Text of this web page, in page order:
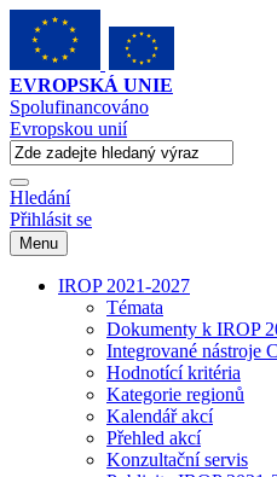
EVROPSKÁ UNIE
Spolufinancováno
Evropskou unií
Hledání
Přihlásit se
Menu
IROP 2021-2027
Témata
Dokumenty k IROP
Integrované nástroje
Hodnotící kritéria
Kategorie regionů
Kalendář akcí
Přehled akcí
Konzultační servis